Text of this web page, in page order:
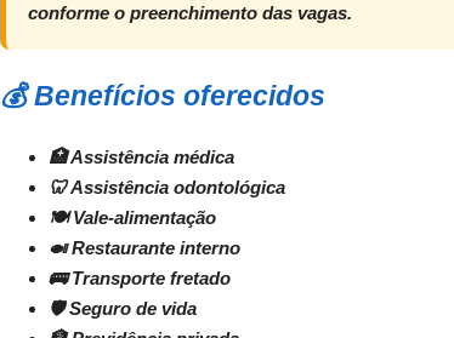
conforme o preenchimento das vagas.
💰 Benefícios oferecidos
🏥 Assistência médica
🦷 Assistência odontológica
🍽 Vale-alimentação
🍛 Restaurante interno
🚌 Transporte fretado
🛡 Seguro de vida